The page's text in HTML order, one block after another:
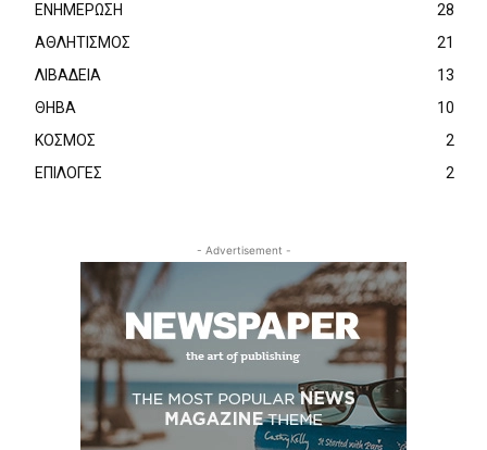
ΕΝΗΜΕΡΩΣΗ
28
ΑΘΛΗΤΙΣΜΟΣ
21
ΛΙΒΑΔΕΙΑ
13
ΘΗΒΑ
10
ΚΟΣΜΟΣ
2
ΕΠΙΛΟΓΕΣ
2
- Advertisement -